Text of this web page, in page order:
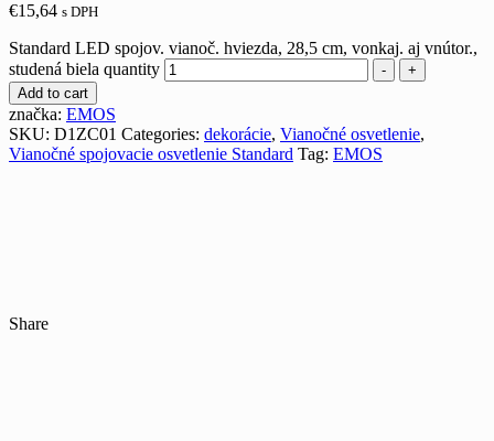
€15,64 s DPH
Standard LED spojov. vianoč. hviezda, 28,5 cm, vonkaj. aj vnútor.,
studená biela quantity
-
+
Add to cart
značka: EMOS
SKU: D1ZC01 Categories: dekorácie, Vianočné osvetlenie,
Vianočné spojovacie osvetlenie Standard Tag: EMOS
Share